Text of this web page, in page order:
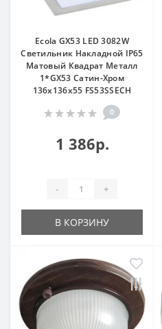
Ecola GX53 LED 3082W
Светильник Накладной IP65
Матовый Квадрат Металл
1*GX53 Сатин-Хром
136x136x55 FS53SSECH
0
1 386р.
- +
В КОРЗИНУ